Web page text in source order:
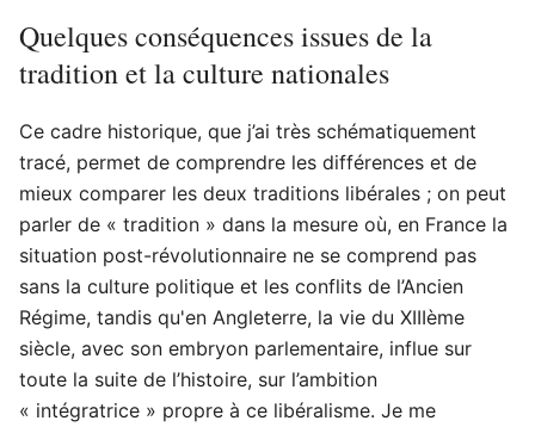
Quelques conséquences issues de la
tradition et la culture nationales
Ce cadre historique, que j’ai très schématiquement
tracé, permet de comprendre les différences et de
mieux comparer les deux traditions libérales ; on peut
parler de « tradition » dans la mesure où, en France la
situation post-révolutionnaire ne se comprend pas
sans la culture politique et les conflits de l’Ancien
Régime, tandis qu'en Angleterre, la vie du XIIIème
siècle, avec son embryon parlementaire, influe sur
toute la suite de l’histoire, sur l’ambition
« intégratrice » propre à ce libéralisme. Je me